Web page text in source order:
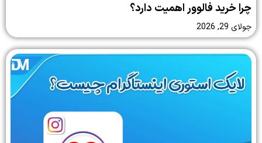
چرا خرید فالوور اهمیت دارد؟
جولای 29, 2026